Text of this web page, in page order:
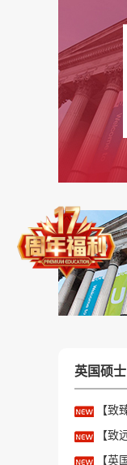
学校
⭕
■ 学
本科
A2类
B类院
C类院
■ 语言
雅思
托福
英国硕